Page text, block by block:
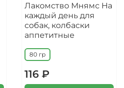
Лакомство Мнямс На
каждый день для
собак, колбаски
аппетитные
80 гр
116 ₽